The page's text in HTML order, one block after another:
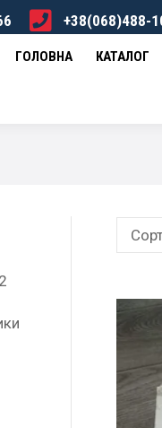
+38(068)488-
ГОЛОВНА КАТАЛОГ
НАС ДОСТАВКА ТА